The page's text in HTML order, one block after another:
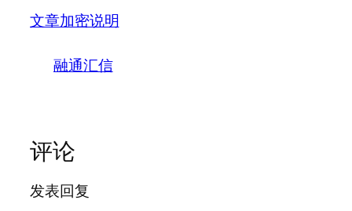
文章加密说明
融通汇信
评论
发表回复